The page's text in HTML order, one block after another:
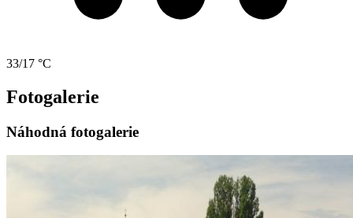
33/17 °C
Fotogalerie
Náhodná fotogalerie